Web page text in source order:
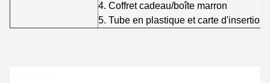
4. Coffret cadeau/boîte marron
5. Tube en plastique et carte d'insertion,